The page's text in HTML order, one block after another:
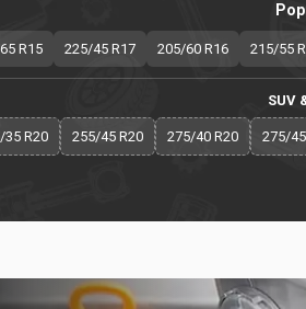
R15 225/45 R17 205/60 R16 215/55
SUV
35 R20 255/45 R20 275/40 R20 275/